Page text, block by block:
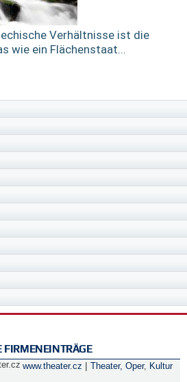
Verhältnisse ist die
wie ein Flächenstaat...
FIRMENEINTRÄGE
www.theater.cz | Theater, Oper, Kultur